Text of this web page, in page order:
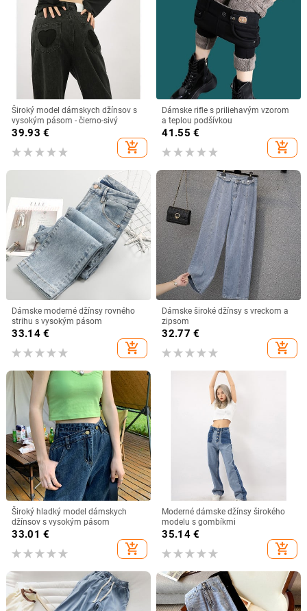
Široký model dámskych džínsov s
vysokým pásom - čierno-sivý
39.93 €
add_shopping_cart
Dámske rifle s priliehavým vzorom
a teplou podšívkou
41.55 €
add_shopping_cart
Dámske moderné džínsy rovného
strihu s vysokým pásom
33.14€
add_shopping_cart
Dámske široké džínsy s vreckom a
zipsom
32.77 €
add_shopping_cart
Široký hladký model dámskych
džínsov s vysokým pásom
33.01 €
add_shopping_cart
Moderné dámske džínsy širokého
modelu s gombíkmi
35.14€
add_shopping_cart